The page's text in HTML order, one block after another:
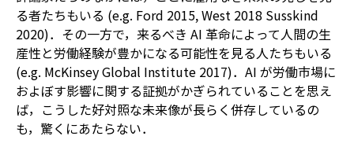
る者たちもいる (e.g. Ford 2015, West 2018 Susskind
2020)．その一方で，来るべき AI 革命によって人間の生
産性と労働経験が豊かになる可能性を見る人たちもいる
(e.g. McKinsey Global Institute 2017)．AI が労働市場に
およぼす影響に関する証拠がかぎられていることを思え
ば，こうした好対照な未来像が長らく併存しているの
も，驚くにあたらない．